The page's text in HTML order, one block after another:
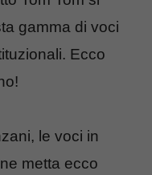
gamma di voci
Ecco
le voci in
metta ecco